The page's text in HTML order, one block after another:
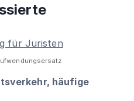
für Juristen
häufige